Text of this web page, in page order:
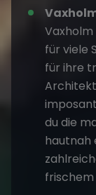
für viele
für ihre
du die
hautnah
frischem